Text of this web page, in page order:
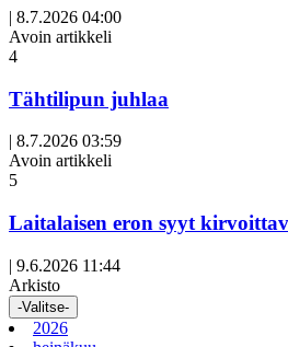
| 8.7.2026 04:00
Avoin artikkeli
4
Tähtilipun juhlaa
| 8.7.2026 03:59
Avoin artikkeli
5
Laitalaisen eron syyt
| 9.6.2026 11:44
Arkisto
-Valitse-
2026